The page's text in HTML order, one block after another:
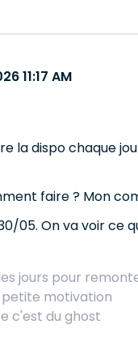
11:17 AM
la dispo chaque
faire ? Mon
05. On va voir ce
jours pour
petite motivation
c'est du ghost